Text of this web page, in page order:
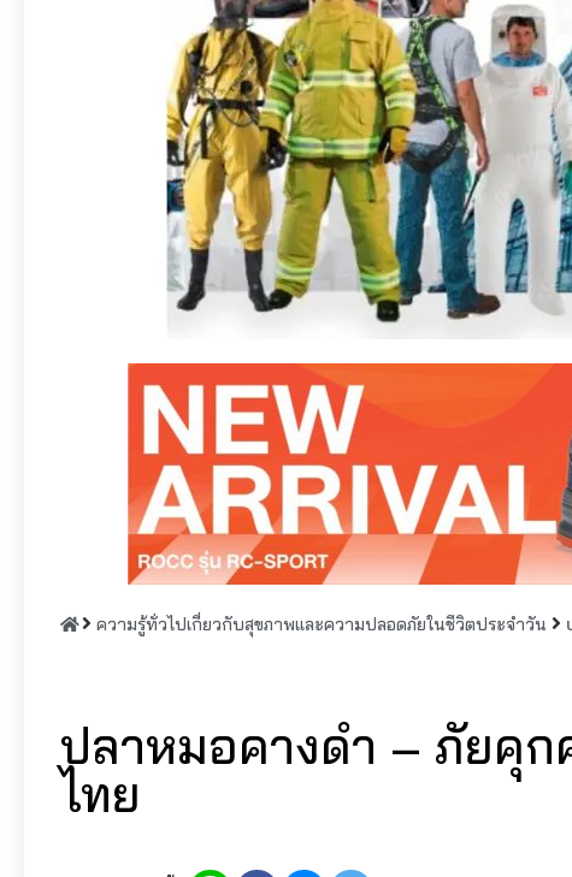
ความรู้ทั่วไปเกี่ยวกับสุขภาพและความปลอดภัยในชีวิตประจำวัน
ปลาหมอคางดำ – ภัยคุก
ไทย